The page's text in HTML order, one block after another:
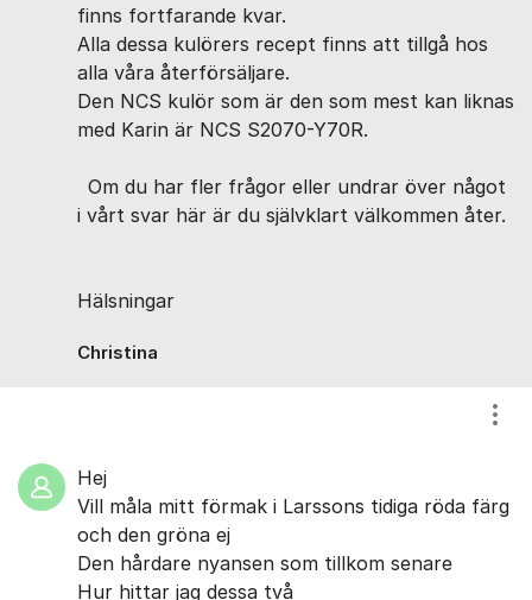
finns fortfarande kvar.
Alla dessa kulörers recept finns att tillgå hos
alla våra återförsäljare.
Den NCS kulör som är den som mest kan liknas
med Karin är NCS S2070-Y70R.
Om du har fler frågor eller undrar över något
i vårt svar här är du självklart välkommen åter.
Hälsningar
Christina
Hej
Vill måla mitt förmak i Larssons tidiga röda färg
och den gröna ej
Den hårdare nyansen som tillkom senare
Hur hittar jag dessa två